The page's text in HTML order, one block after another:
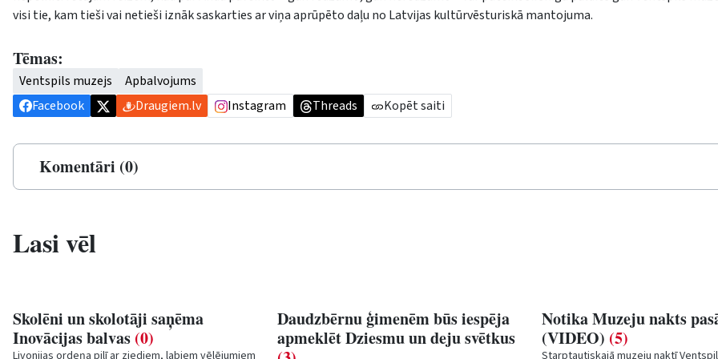
visi tie, kam tieši vai netieši iznāk saskarties ar viņa aprūpēto daļu no Latvijas kultūrvēsturiskā mantojuma.
Tēmas:
Ventspils muzejs
Apbalvojums
Facebook
Draugiem.lv Instagram Threads Kopēt saiti
Komentāri (0)
Lasi vēl
Skolēni un skolotāji saņēma
Inovācijas balvas (0)
Livonijas ordeņa pilī ar ziediem, labiem vēlējumiem
Daudzbērnu ģimenēm būs iespēja
apmeklēt Dziesmu un deju svētkus
Notika Muzeju nakts
(VIDEO) (5)
Starptautiskajā muzeju naktī